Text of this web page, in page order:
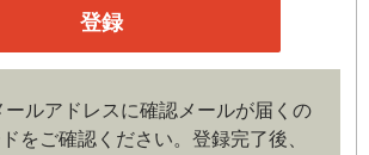
究機関などの役職員、もしくは専門家の
ていることを条件とし、登録の申し込み
が入会を承諾した時点で、本会員規約の
や本規約に違反するおそれがある場合に
録を拒否もしくは抹消することができま
ールアドレスに確認メールが届くの
をご確認ください。登録完了後、